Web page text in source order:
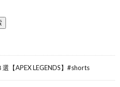
【APEX LEGENDS】#shorts